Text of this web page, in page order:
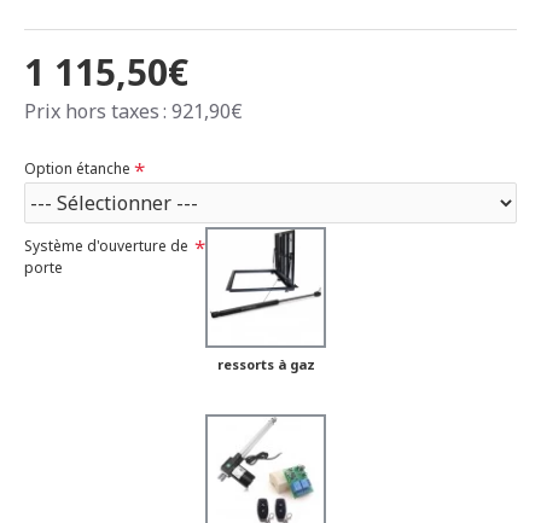
1 115,50€
Prix hors taxes : 921,90€
Option étanche
Système d'ouverture de
porte
ressorts à gaz